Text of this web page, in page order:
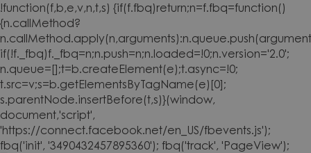
!function(f,b,e,v,n,t,s) {if(f.fbq)return;n=f.fbq=function()
{n.callMethod?
if(!f._fbq)f._fbq=n;n.push=n;n.loaded=!0;n.version='2.0';
n.queue=[];t=b.createElement(e);t.async=!0;
t.src=v;s=b.getElementsByTagName(e)[0];
s.parentNode.insertBefore(t,s)}(window,
document,'script',
'https://connect.facebook.net/en_US/fbevents.js');
fbq('init', '3490432457895360'); fbq('track', 'PageView');